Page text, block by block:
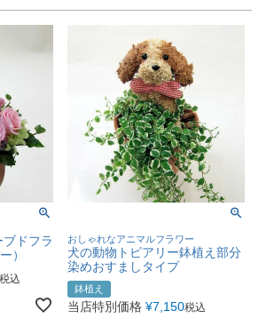
ドフラ
）
税込
おしゃれなアニマルフラワー
犬の動物トピアリー鉢植え部分
染めおすましタイプ
鉢植え
当店特別価格 ¥7,150税込